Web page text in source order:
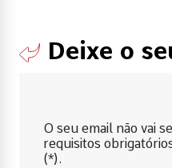
Deixe o
O seu email não vai
requisitos
(*).